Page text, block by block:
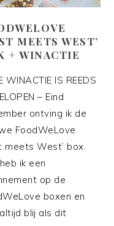
MEETS WEST’
+ WINACTIE
WINACTIE IS REEDS
– Eind
ontving ik de
FoodWeLove
meets West’ box.
ik een
op de
boxen en
blij als dit